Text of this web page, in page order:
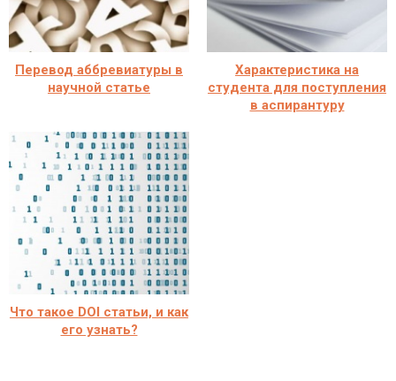
Перевод аббревиатуры в
научной статье
Характеристика на
студента для поступления
в аспирантуру
Что такое DOI статьи, и как
его узнать?